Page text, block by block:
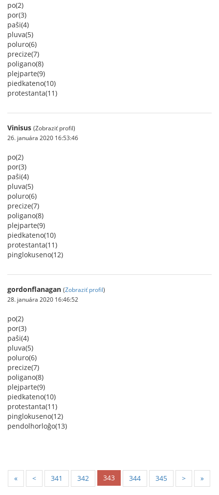
po(2)
por(3)
paŝi(4)
pluva(5)
poluro(6)
precize(7)
poligano(8)
plejparte(9)
piedkateno(10)
protestanta(11)
Vinisus (Zobraziť profil)
26. januára 2020 16:53:46
po(2)
por(3)
paŝi(4)
pluva(5)
poluro(6)
precize(7)
poligano(8)
plejparte(9)
piedkateno(10)
protestanta(11)
pinglokuseno(12)
gordonflanagan (Zobraziť profil)
28. januára 2020 16:46:52
po(2)
por(3)
paŝi(4)
pluva(5)
poluro(6)
precize(7)
poligano(8)
plejparte(9)
piedkateno(10)
protestanta(11)
pinglokuseno(12)
pendolhorloĝo(13)
« < 341 342 343 344 345 > »